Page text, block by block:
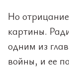
Но
картины.
одним из
войны, и ее